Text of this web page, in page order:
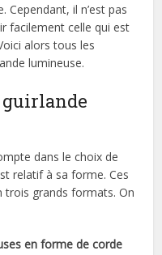
il n’est pas
facilement celle qui est
alors tous les
lumineuse.
guirlande
dans le choix de
relatif à sa forme. Ces
trois grands formats. On
en forme de corde